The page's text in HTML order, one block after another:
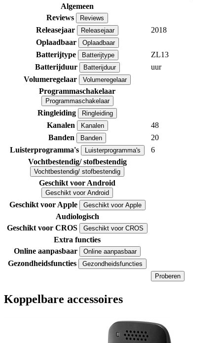
Algemeen
Reviews
Reviews
Releasejaar Releasejaar
2018
Oplaadbaar
Oplaadbaar
Batterijtype Batterijtype
ZL13
Batterijduur
Batterijduur
uur
Volumeregelaar
Volumeregelaar
Programmaschakelaar
Programmaschakelaar
Ringleiding Ringleiding
Kanalen Kanalen
48
Banden
Banden
20
Luisterprogramma's
Luisterprogramma's
6
Vochtbestendig/ stofbestendig
Vochtbestendig/ stofbestendig
Geschikt voor Android
Geschikt voor Android
Geschikt voor Apple Geschikt voor Apple
Audiologisch
Geschikt voor CROS
Geschikt voor CROS
Extra functies
Online aanpasbaar
Online aanpasbaar
Gezondheidsfuncties
Gezondheidsfuncties
Proberen
Koppelbare accessoires